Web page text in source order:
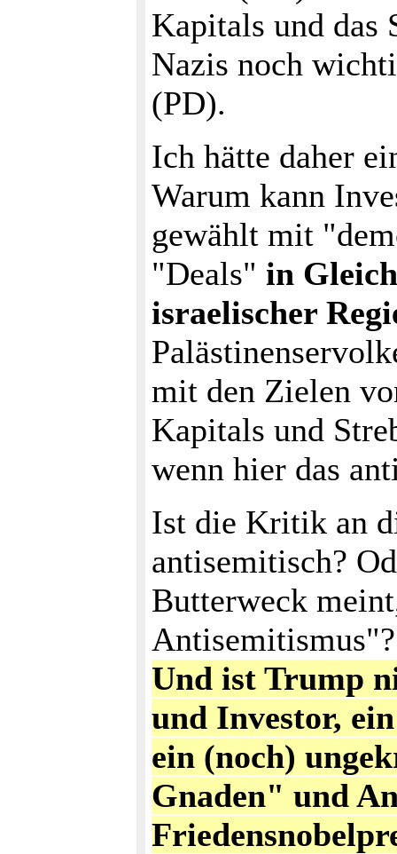
Kapitals und das
Nazis noch
(PD).
Ich hätte daher
Warum kann
gewählt mit
"Deals" in
israelischer
mit den Zielen
Kapitals und
wenn hier das
Ist die Kritik an
antisemitisch?
Butterweck
Antisemitismus"?
Und ist Trump
und Investor,
ein (noch)
Gnaden" und